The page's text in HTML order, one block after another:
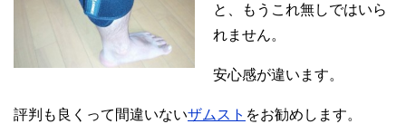
と、もうこれ無しではいら
れません。
安心感が違います。
評判も良くって間違いないザムスト をお勧めします。